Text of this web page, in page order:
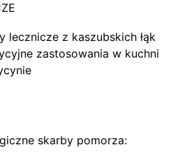
lecznicze z kaszubskich łąk
zastosowania w kuchni
skarby pomorza: